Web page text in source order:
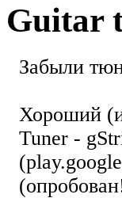
Guitar
Забыли
Хороший
Tuner -